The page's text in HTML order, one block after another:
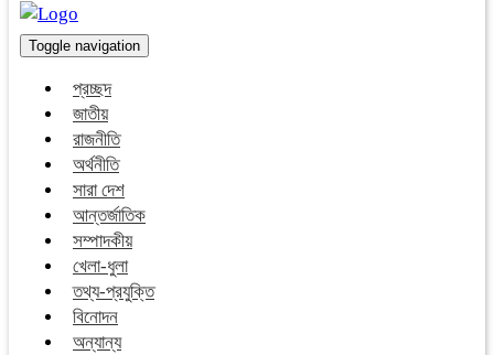
Toggle navigation
প্রচ্ছদ
জাতীয়
রাজনীতি
অর্থনীতি
সারা দেশ
আন্তর্জাতিক
সম্পাদকীয়
খেলা-ধুলা
তথ্য-প্রযুক্তি
বিনোদন
অন্যান্য